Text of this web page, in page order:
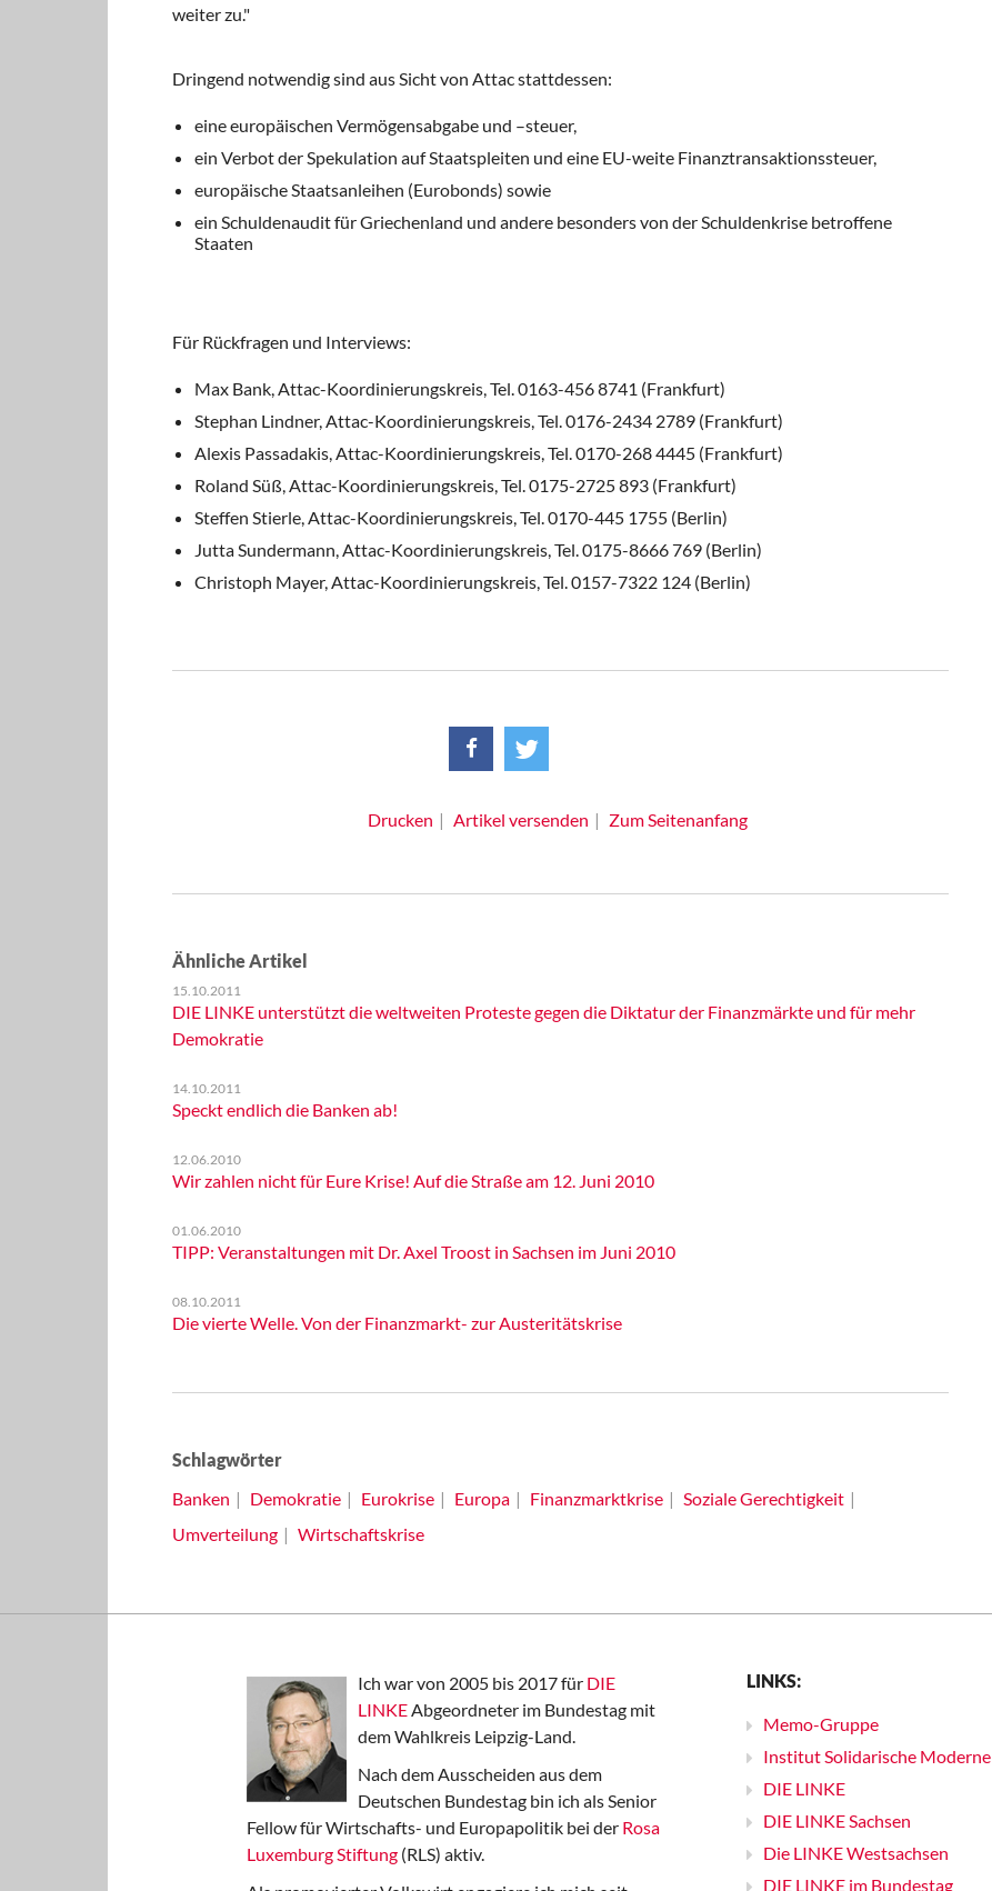
weiter zu."
Dringend notwendig sind aus Sicht von Attac stattdessen:
eine europäischen Vermögensabgabe und –steuer,
ein Verbot der Spekulation auf Staatspleiten und eine EU-weite Finanztransaktionssteuer,
europäische Staatsanleihen (Eurobonds) sowie
ein Schuldenaudit für Griechenland und andere besonders von der Schuldenkrise betroffene
Staaten
Für Rückfragen und Interviews:
Max Bank, Attac-Koordinierungskreis, Tel. 0163-456 8741 (Frankfurt)
Stephan Lindner, Attac-Koordinierungskreis, Tel. 0176-2434 2789 (Frankfurt)
Alexis Passadakis, Attac-Koordinierungskreis, Tel. 0170-268 4445 (Frankfurt)
Roland Süß, Attac-Koordinierungskreis, Tel. 0175-2725 893 (Frankfurt)
Steffen Stierle, Attac-Koordinierungskreis, Tel. 0170-445 1755 (Berlin)
Jutta Sundermann, Attac-Koordinierungskreis, Tel. 0175-8666 769 (Berlin)
Christoph Mayer, Attac-Koordinierungskreis, Tel. 0157-7322 124 (Berlin)
Drucken Artikel versenden Zum Seitenanfang
Ähnliche Artikel
15.10.2011
DIE LINKE unterstützt die weltweiten Proteste gegen die Diktatur der Finanzmärkte und für mehr
Demokratie
14.10.2011
Speckt endlich die Banken ab!
12.06.2010
Wir zahlen nicht für Eure Krise! Auf die Straße am 12. Juni 2010
01.06.2010
TIPP: Veranstaltungen mit Dr. Axel Troost in Sachsen im Juni 2010
08.10.2011
Die vierte Welle. Von der Finanzmarkt- zur Austeritätskrise
Schlagwörter
Banken
Demokratie Eurokrise Europa Finanzmarktkrise
Soziale Gerechtigkeit
Umverteilung
Wirtschaftskrise
Ich war von 2005 bis 2017 für DIE
LINKEAbgeordneter im Bundestag mit
dem Wahlkreis Leipzig-Land.
Nach dem Ausscheiden aus dem
Deutschen Bundestag bin ich als Senior
Fellow für Wirtschafts- und Europapolitik bei der Rosa
Luxemburg Stiftung (RLS) aktiv.
LINKS:
Memo-Gruppe
Institut Solidarische Moderne
DIE LINKE
DIE LINKE Sachsen
Die LINKE Westsachsen
DIE LINKE im Bundestag